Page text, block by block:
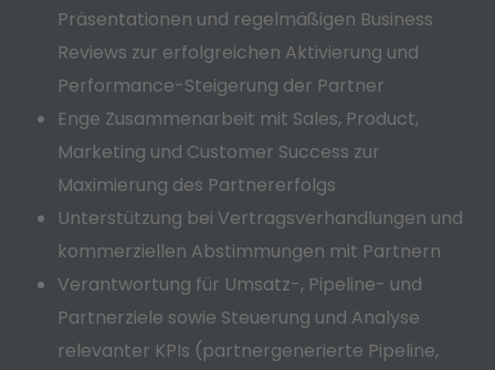
Präsentationen und regelmäßigen Business
Reviews zur erfolgreichen Aktivierung und
Performance-Steigerung der Partner
Enge Zusammenarbeit mit Sales, Product,
Marketing und Customer Success zur
Maximierung des Partnererfolgs
Unterstützung bei Vertragsverhandlungen und
kommerziellen Abstimmungen mit Partnern
Verantwortung für Umsatz-, Pipeline- und
Partnerziele sowie Steuerung und Analyse
relevanter KPIs (partnergenerierte Pipeline,